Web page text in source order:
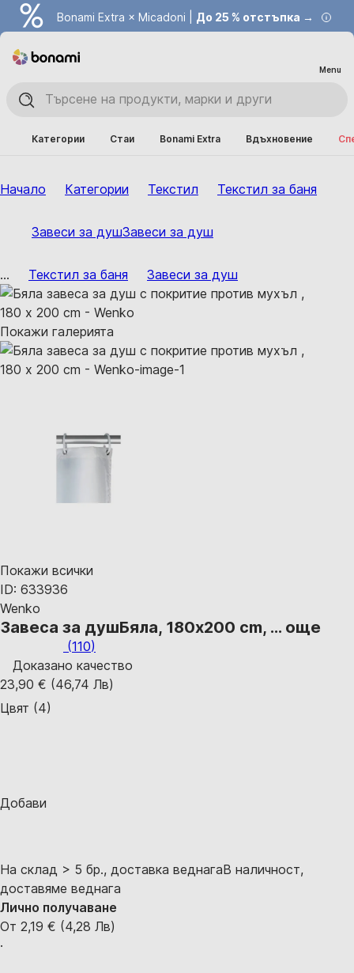
Bonami Extra × Micadoni | До 25 % отстъпка →
Menu
Категории Стаи Bonami Extra Вдъхновение
Начало Категории Текстил Текстил за баня
Завеси за душЗавеси за душ
... Текстил за баня Завеси за душ
Покажи галерията
Покажи всички
ID: 633936
Wenko
Завеса за душБяла, 180x200 cm, … още
(110)
Доказано качество
23,90 € (46,74 Лв)
Цвят (4)
Добави
На склад > 5 бр., доставка веднагаВ наличност,
доставяме веднага
Лично получаване
От 2,19 € (4,28 Лв)
·